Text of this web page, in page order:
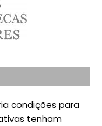
condições para
tenham